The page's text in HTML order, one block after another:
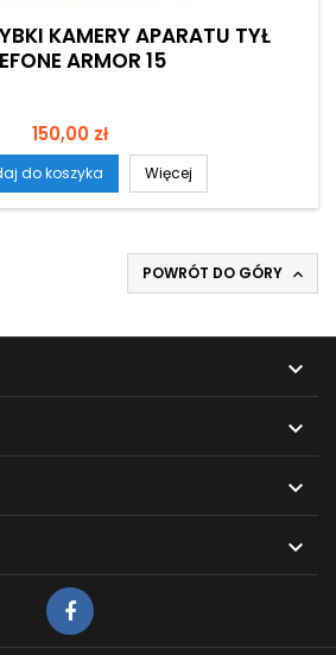
KAMERY APARATU TYŁ
ARMOR 15
Cena
150,00 zł
do koszyka Więcej
POWRÓT DO GÓRY 



